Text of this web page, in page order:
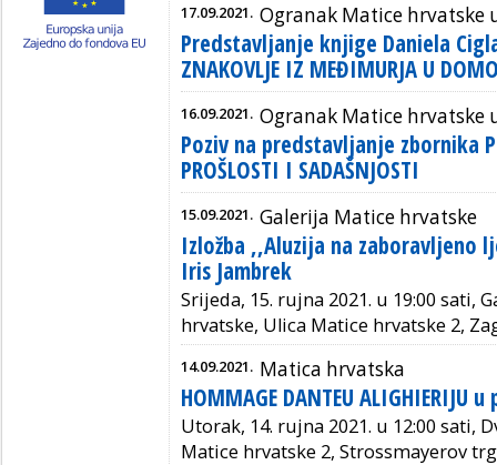
17.09.2021. Ogranak Matice hrvatske
Predstavljanje knjige Daniela
ZNAKOVLJE IZ MEĐIMURJA U
16.09.2021. Ogranak Matice hrvatske
Poziv na predstavljanje zbornika
PROŠLOSTI I SADAŠNJOSTI
15.09.2021. Galerija Matice hrvatske
Izložba ,,Aluzija na zaboravljeno
Iris Jambrek
Srijeda, 15. rujna 2021. u 19:00 sati,
hrvatske, Ulica Matice hrvatske 2,
14.09.2021. Matica hrvatska
HOMMAGE DANTEU
Utorak, 14. rujna 2021. u 12:00 sati,
Matice hrvatske 2, Strossmayerov